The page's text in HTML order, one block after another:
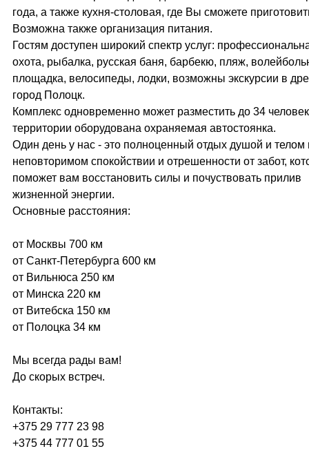
года, а также кухня-столовая, где Вы сможете
Возможна также организация питания.
Гостям доступен широкий спектр услуг:
охота, рыбалка, русская баня, барбекю, пляж,
площадка, велосипеды, лодки, возможны экскурсии в
город Полоцк.
Комплекс одновременно может разместить до 34
территории оборудована охраняемая автостоянка.
Один день у нас - это полноценный отдых душой и телом
неповторимом спокойствии и отрешенности от забот,
поможет вам восстановить силы и почуствовать прилив
жизненной энергии.
Основные расстояния:
от Москвы 700 км
от Санкт-Петербурга 600 км
от Вильнюса 250 км
от Минска 220 км
от Витебска 150 км
от Полоцка 34 км
Мы всегда рады вам!
До скорых встреч.
Контакты:
+375 29 777 23 98
+375 44 777 01 55